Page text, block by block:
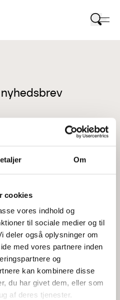
Om
cookies
vores indhold og
til sociale medier og til
deler også oplysninger om
med vores partnere inden
og
kan kombinere disse
du har givet dem, eller som
af deres tjenester.
af mine personoplysninger i